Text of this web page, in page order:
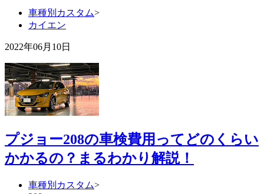
車種別カスタム>
カイエン
2022年06月10日
プジョー208の車検費用ってどのくらい
かかるの？まるわかり解説！
車種別カスタム>